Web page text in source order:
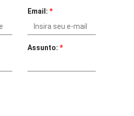
Email: *
Assunto: *